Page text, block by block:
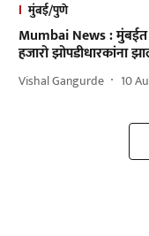
मुंबई/पुणे
Mumbai News : मुंबईत
हजारो झोपडीधारकांना
Vishal Gangurde 10